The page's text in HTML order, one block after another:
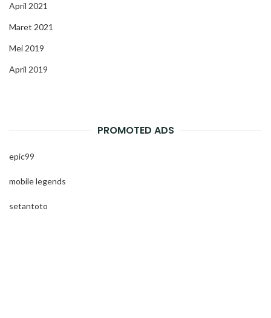
April 2021
Maret 2021
Mei 2019
April 2019
PROMOTED ADS
epic99
mobile legends
setantoto